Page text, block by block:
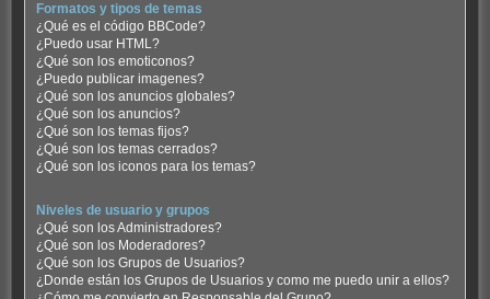
Formatos y tipos de temas
¿Qué es el código BBCode?
¿Puedo usar HTML?
¿Qué son los emoticonos?
¿Puedo publicar imagenes?
¿Qué son los anuncios globales?
¿Qué son los anuncios?
¿Qué son los temas fijos?
¿Qué son los temas cerrados?
¿Qué son los iconos para los temas?
Niveles de usuario y grupos
¿Qué son los Administradores?
¿Qué son los Moderadores?
¿Qué son los Grupos de Usuarios?
¿Donde están los Grupos de Usuarios y como me puedo unir a ellos?